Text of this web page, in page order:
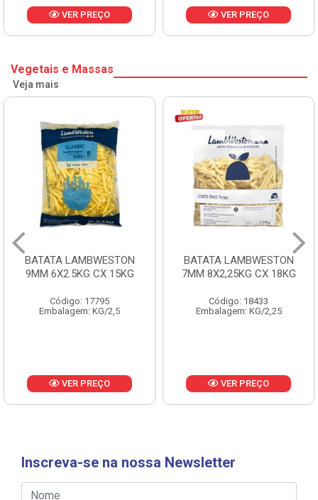
VER PREÇO VER PREÇO
Vegetais e Massas
Veja mais
BATATA LAMBWESTON
9MM 6X2.5KG CX 15KG
Código: 17795
Embalagem: KG/2,5
VER PREÇO
BATATA LAMBWESTON
7MM 8X2,25KG CX 18KG
Código: 18433
Embalagem: KG/2,25
VER PREÇO
Inscreva-se na nossa Newsletter